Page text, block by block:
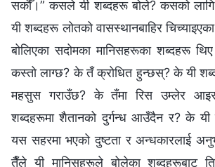
सकौँ।” कसले यी शब्‍दहरू बोले? कसको लागि
यी शब्‍दहरू लोतको वासस्थानबाहिर
बोलिएका सदोमका मानिसहरूका शब्‍दहरू
कस्तो लाग्छ? के तँ क्रोधित हुन्छस्? के यी
महसुस गराउँछ? के तँमा रिस उम्लेर
शब्‍दहरूमा शैतानको दुर्गन्ध आउँदैन र? के
यस सहरमा भएको दुष्टता र अन्धकारलाई
तैँले यी मानिसहरूले बोलेका शब्‍दहरूबाट